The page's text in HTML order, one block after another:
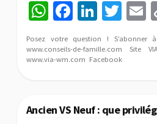
W
at
sA
p
Fa
ce
b
o
k
Li
n
ke
dI
T
wi
tt
er
E
m
Posez votre question ! S’abonner
www.conseils-de-famille.com Site
www.via-wm.com Facebook
Ancien VS Neuf : que